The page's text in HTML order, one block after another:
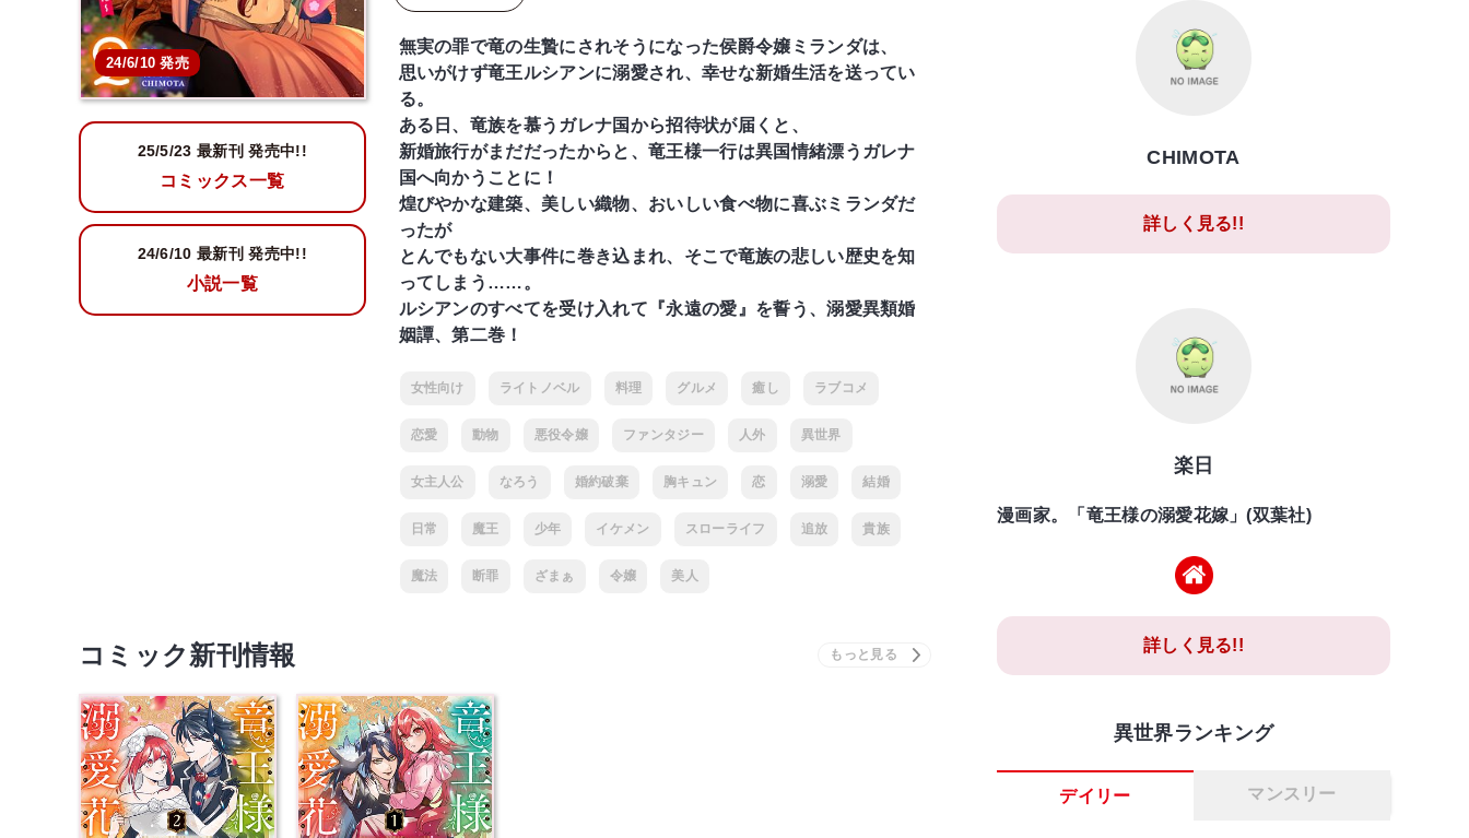
24/6/10 発売
25/5/23最新刊 発売中!!
コミックス一覧
24/6/10最新刊 発売中!!
小説一覧
無実の罪で竜の生贄にされそうになった侯爵令嬢ミランダは、
思いがけず竜王ルシアンに溺愛され、幸せな新婚生活を送ってい
る。
ある日、竜族を慕うガレナ国から招待状が届くと、
新婚旅行がまだだったからと、竜王様一行は異国情緒漂うガレナ
国へ向かうことに！
煌びやかな建築、美しい織物、おいしい食べ物に喜ぶミランダだ
ったが
とんでもない大事件に巻き込まれ、そこで竜族の悲しい歴史を知
ってしまう……。
ルシアンのすべてを受け入れて『永遠の愛』を誓う、溺愛異類婚
姻譚、第二巻！
女性向け ライトノベル 料理 グルメ 癒し ラブコメ
恋愛 動物 悪役令嬢 ファンタジー 人外 異世界
女主人公 なろう 婚約破棄 胸キュン 恋 溺愛 結婚
日常 魔王 少年 イケメン スローライフ 追放 貴族
魔法 断罪 ざまぁ 令嬢 美人
コミック新刊情報
CHIMOTA
詳しく見る!!
楽日
漫画家。「竜王様の溺愛花嫁」(双葉社)
詳しく見る!!
異世界ランキング
デイリー マンスリー